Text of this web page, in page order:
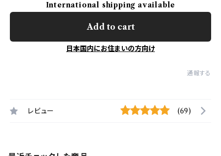
International shipping available
Add to cart
日本国内にお住まいの方向け
通報する
レビュー (69)